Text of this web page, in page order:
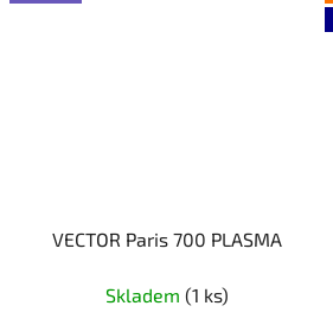
VECTOR Paris 700 PLASMA
Skladem (1 ks)